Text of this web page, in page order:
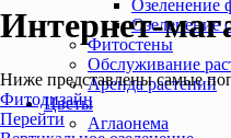
Озеленение
Озеленение
Фитостены
Обслуживание
Аренда растений
Цветы
Аглаонема
Интернет-
Ниже представлены самые
Фитодизайн
Перейти